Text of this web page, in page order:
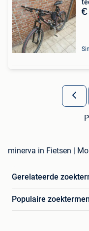
€
minerva in Fietsen |
Gerelateerde
Populaire zoektermen